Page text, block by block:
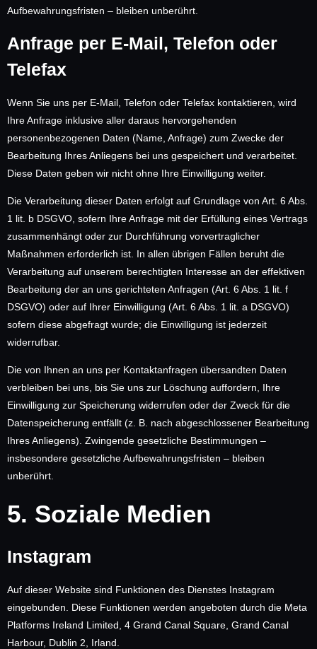
Aufbewahrungsfristen – bleiben unberührt.
Anfrage per E-Mail, Telefon oder
Telefax
Wenn Sie uns per E-Mail, Telefon oder Telefax kontaktieren, wird
Ihre Anfrage inklusive aller daraus hervorgehenden
personenbezogenen Daten (Name, Anfrage) zum Zwecke der
Bearbeitung Ihres Anliegens bei uns gespeichert und verarbeitet.
Diese Daten geben wir nicht ohne Ihre Einwilligung weiter.
Die Verarbeitung dieser Daten erfolgt auf Grundlage von Art. 6 Abs.
1 lit. b DSGVO, sofern Ihre Anfrage mit der Erfüllung eines Vertrags
zusammenhängt oder zur Durchführung vorvertraglicher
Maßnahmen erforderlich ist. In allen übrigen Fällen beruht die
Verarbeitung auf unserem berechtigten Interesse an der effektiven
Bearbeitung der an uns gerichteten Anfragen (Art. 6 Abs. 1 lit. f
DSGVO) oder auf Ihrer Einwilligung (Art. 6 Abs. 1 lit. a DSGVO)
sofern diese abgefragt wurde; die Einwilligung ist jederzeit
widerrufbar.
Die von Ihnen an uns per Kontaktanfragen übersandten Daten
verbleiben bei uns, bis Sie uns zur Löschung auffordern, Ihre
Einwilligung zur Speicherung widerrufen oder der Zweck für die
Datenspeicherung entfällt (z. B. nach abgeschlossener Bearbeitung
Ihres Anliegens). Zwingende gesetzliche Bestimmungen –
insbesondere gesetzliche Aufbewahrungsfristen – bleiben
unberührt.
5. Soziale Medien
Instagram
Auf dieser Website sind Funktionen des Dienstes Instagram
eingebunden. Diese Funktionen werden angeboten durch die Meta
Platforms Ireland Limited, 4 Grand Canal Square, Grand Canal
Harbour, Dublin 2, Irland.